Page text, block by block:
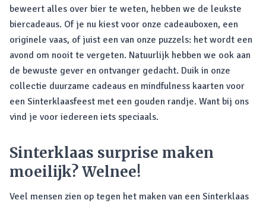
beweert alles over bier te weten, hebben we de leukste
biercadeaus. Of je nu kiest voor onze cadeauboxen, een
originele vaas, of juist een van onze puzzels: het wordt een
avond om nooit te vergeten. Natuurlijk hebben we ook aan
de bewuste gever en ontvanger gedacht. Duik in onze
collectie duurzame cadeaus en mindfulness kaarten voor
een Sinterklaasfeest met een gouden randje. Want bij ons
vind je voor iedereen iets speciaals.
Sinterklaas surprise maken
moeilijk? Welnee!
Veel mensen zien op tegen het maken van een Sinterklaas